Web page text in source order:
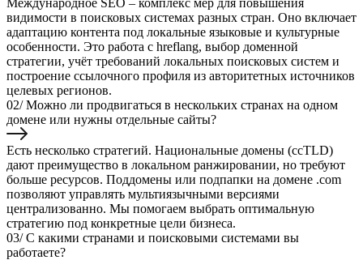
видимости в поисковых системах разных стран. Оно включает
адаптацию контента под локальные языковые и культурные
особенности. Это работа с hreflang, выбор доменной
стратегии, учёт требований локальных поисковых систем и
построение ссылочного профиля из авторитетных источников
целевых регионов.
02/Можно ли продвигаться в нескольких странах на одном
домене или нужны отдельные сайты?
Есть несколько стратегий. Национальные домены (ccTLD)
дают преимущество в локальном ранжировании, но требуют
больше ресурсов. Поддомены или подпапки на домене .com
позволяют управлять мультиязычными версиями
централизованно. Мы помогаем выбрать оптимальную
стратегию под конкретные цели бизнеса.
03/С какими странами и поисковыми системами вы
работаете?